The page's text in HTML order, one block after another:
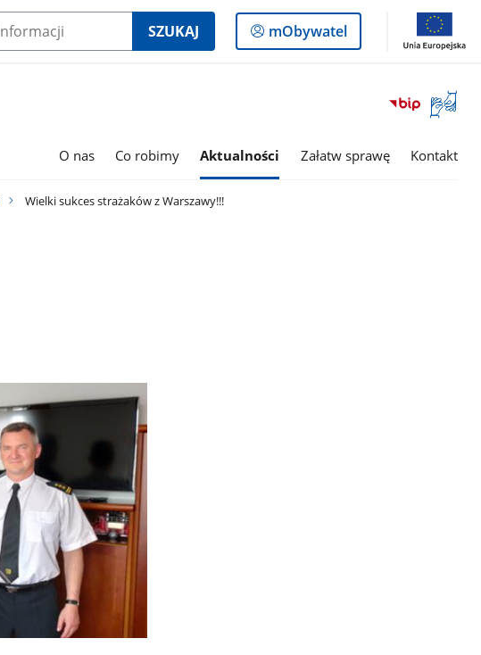
SZUKAJ
Logowanie
do
mObywatel
Otwórz
okno
O nas Co robimy Aktualności Załatw sprawę Kontakt
Wielki sukces strażaków z Warszawy!!!